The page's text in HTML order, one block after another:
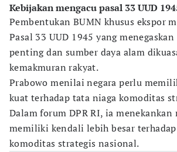
Kebijakan mengacu pasal 33 UUD
Pembentukan BUMN khusus ekspor
Pasal 33 UUD 1945 yang
penting dan sumber daya alam
kemakmuran rakyat.
Prabowo menilai negara perlu
kuat terhadap tata niaga komoditas
Dalam forum DPR RI, ia menekankan
memiliki kendali lebih besar
komoditas strategis nasional.